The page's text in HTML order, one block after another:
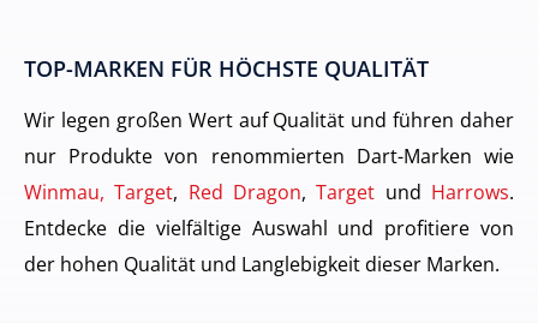
TOP-MARKEN FÜR HÖCHSTE QUALITÄT
Wir legen großen Wert auf Qualität und führen daher
nur Produkte von renommierten Dart-Marken wie
Winmau, Target, Red Dragon,Target und Harrows.
Entdecke die vielfältige Auswahl und profitiere von
der hohen Qualität und Langlebigkeit dieser Marken.